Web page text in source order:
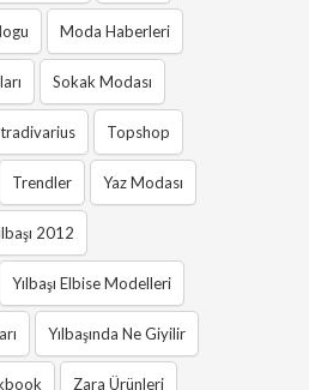
Moda Haberleri
Sokak Modası
Topshop
Trendler Yaz Modası
2012
Yılbaşı Elbise Modelleri
Yılbaşında Ne Giyilir
Zara Ürünleri